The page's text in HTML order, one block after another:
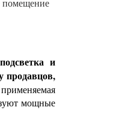
и
продавцов,
мощные